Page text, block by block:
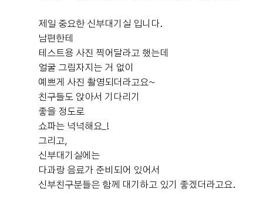
객이 많이 들어와도 크게 혼잡하다는 느낌이 없었어요. 가
족들과 친구들이 한꺼번에 와도 여유롭게 사진을 찍을 수
있었고, 동선도 편했습니다. 음료 케이터링도 준비되어 있
어서 기다리시는 분들이 편하게 이용할 수 있었던 점도 만
족스러웠어요. ​ 💐 본식 진행 본식은 처음부터 끝까지 정말
매끄럽게 진행됐습니다. 스태프분들이 동선을 잘 안내해주
시고 식순에 맞춰 꼼꼼하게 진행해주셔서 신랑과 저는 예
날씨가 좋아 통창으로 햇살이 예쁘게 들어왔고, 사진도 정
말 화사하게 나왔어요. 입장 방식도 선택할 수 있다는 점이
좋았습니다. 저는 커튼 입장을 선택했는데 커튼이 열리는
순간 높은 층고와 함께 홀이 한눈에 펼쳐지는 느낌이 정말
차차라봉이네 차차에요🙃 회사일로 둘다 너무 바쁜 요즘..
드디어 다가온 식장 시식을 다녀왔어요👍 ​ 웨딩날짜는 12
월! 저희는 dmc타워웨딩 그랜드볼룸을 예약했어요 보통
제일 중요한 신부대기실 입니다.
남편한테
테스트용 사진 찍어달라고 했는데
얼굴 그림자지는 거 없이
예쁘게 사진 촬영되더라고요~
친구들도 앉아서 기다리기
좋을 정도로
쇼파는 넉넉해요_!
그리고,
신부대기실에는
다과랑 음료가 준비되어 있어서
신부친구분들은 함께 대기하고 있기 좋겠더라고요.